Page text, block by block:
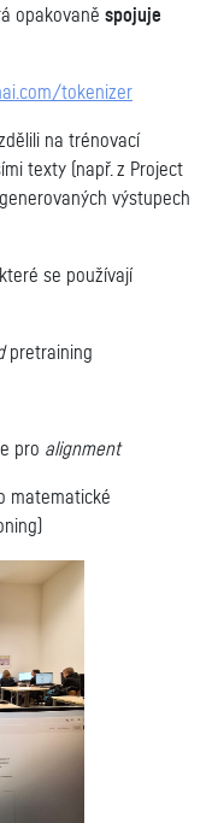
opakovaně spojuje
tokenizer
na trénovací
texty (např. z Project
výstupech
se používají
pretraining
pro alignment
matematické